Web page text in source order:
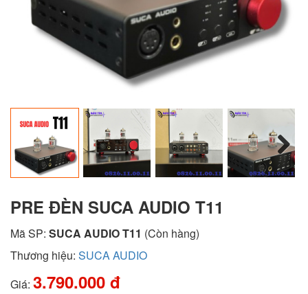
Next
PRE ĐÈN SUCA AUDIO T11
Mã SP: SUCA AUDIO T11 (Còn hàng)
Thương hiệu: SUCA AUDIO
Giá: 3.790.000 đ